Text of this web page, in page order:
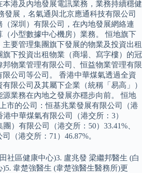
本港及內地發展電訊業務，業務持續穩健
發展，名氣通與北京應通科技有限公司
深圳）有限公司，在內地發展網絡連
小型數據中心機房）業務。 恒地旗下
要管理集團旗下發展的物業及投資出租
旗下投資出租物業（商場、寫字樓）的冠
邦物業管理有限公司、恒益物業管理有限
公司等公司。 香港中華煤氣透過全資
限公司及其屬下企業（統稱「易高」）
業務在內地之發展亦穩步向前。 恒地
市的公司：恒基兆業發展有限公司（港
港中華煤氣有限公司（港交所：3）
）有限公司（港交所：50）33.41%、
（港交所：71）46.87%。
社區健康中心)3. 盧兆發 梁繼邦醫生 (白
韋楚強醫生 (韋楚強醫生醫務所)更